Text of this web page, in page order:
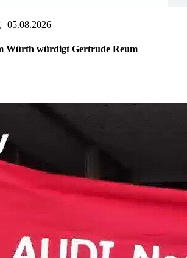
05.08.2026
Würth würdigt Gertrude Reum